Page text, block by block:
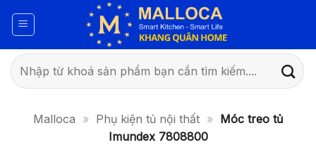
qua
dung
Tìm
kiếm:
Malloca » Phụ kiện tủ nội thất »
Móc treo tủ
Imundex 7808800